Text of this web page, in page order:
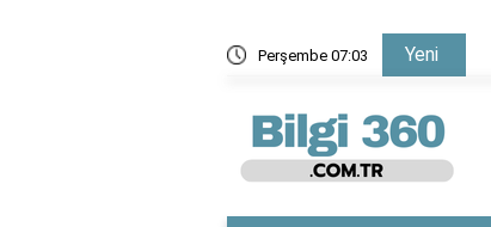
Perşembe 07:03 Yeni